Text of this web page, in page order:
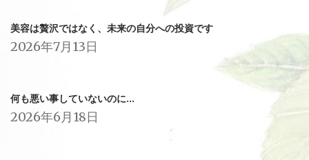
美容は贅沢ではなく、未来の自分への投資です
2026年7月13日
何も悪い事していないのに…
2026年6月18日